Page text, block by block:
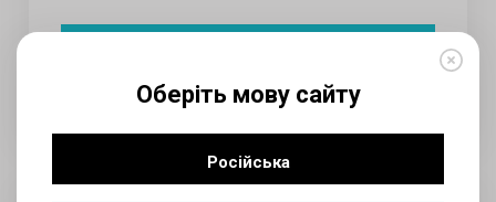
Оберіть мову сайту
Російська